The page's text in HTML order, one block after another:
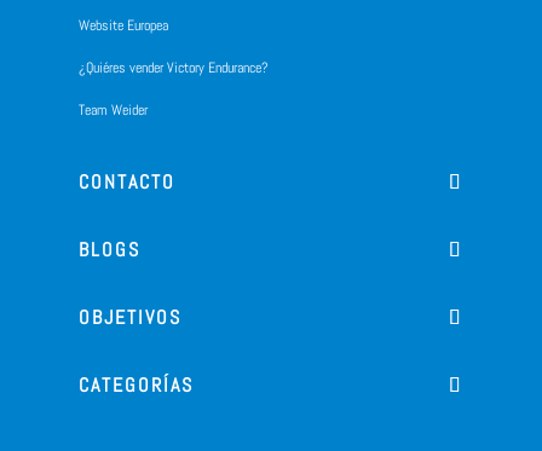
Website Europea
¿Quiéres vender Victory Endurance?
Team Weider
CONTACTO
BLOGS
OBJETIVOS
CATEGORÍAS